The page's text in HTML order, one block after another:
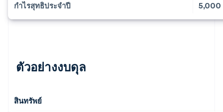
กำไรสุทธิประจำปี 5,000
ตัวอย่างงบดุล
สินทรัพย์